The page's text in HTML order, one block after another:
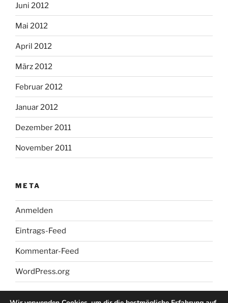
Juni 2012
Mai 2012
April 2012
März 2012
Februar 2012
Januar 2012
Dezember 2011
November 2011
META
Anmelden
Eintrags-Feed
Kommentar-Feed
WordPress.org